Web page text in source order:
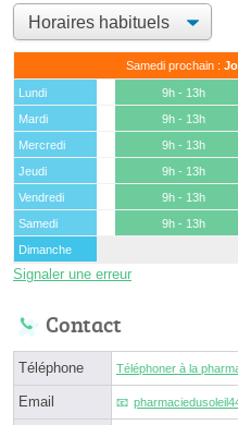
Samedi prochain :
Lundi 9h - 13h
Mardi
9h - 13h
Mercredi
9h - 13h
Jeudi
9h - 13h
Vendredi
9h - 13h
Samedi
9h - 13h
Dimanche
Signaler une erreur
Contact
Téléphone Téléphoner à la
Email